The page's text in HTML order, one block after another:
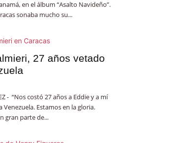
en el álbum “Asalto Navideño”.
sonaba mucho su...
27 años vetado
- “Nos costó 27 años a Eddie y a mí
Venezuela. Estamos en la gloria.
gran parte de...